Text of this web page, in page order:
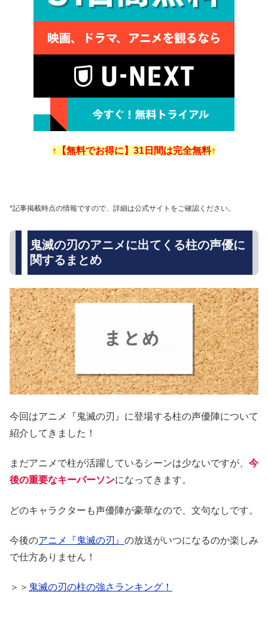
↑【無料でお得に】31日間は完全無料↑
*記事掲載時点の情報ですので、詳細は公式サイトをご確認ください。
鬼滅の刃のアニメに出てくる柱の声優に
関するまとめ
今回はアニメ『鬼滅の刃』に登場する柱の声優陣について
紹介してきました！
まだアニメで柱が活躍しているシーンは少ないですが、 今
後の重要なキーパーソンになってきます。
どのキャラクターも声優陣が豪華なので、文句なしです。
今後のアニメ『鬼滅の刃』 の放送がいつになるのか楽しみ
で仕方ありません！
＞＞ 鬼滅の刃の柱の強さランキング！